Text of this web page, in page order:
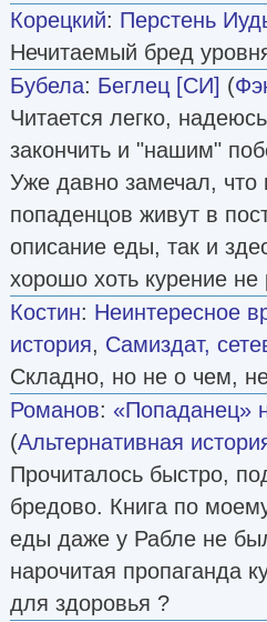
Корецкий: Перстень
Нечитаемый бред
Бубела: Беглец [СИ] (
Читается легко,
закончить и "нашим"
Уже давно замечал, что
попаденцов живут в
описание еды, так и
хорошо хоть курение не
Костин: Неинтересное
история, Самиздат,
Складно, но не о чем,
Романов: «Попаданец»
(Альтернативная
Прочиталось быстро,
бредово. Книга по
еды даже у Рабле не
нарочитая пропаганда
для здоровья ?